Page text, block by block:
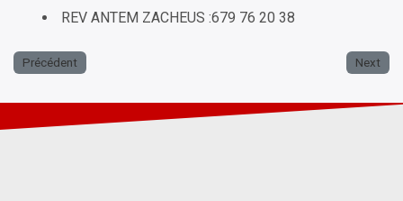
REV ANTEM ZACHEUS :679 76 20 38
Précédent Next